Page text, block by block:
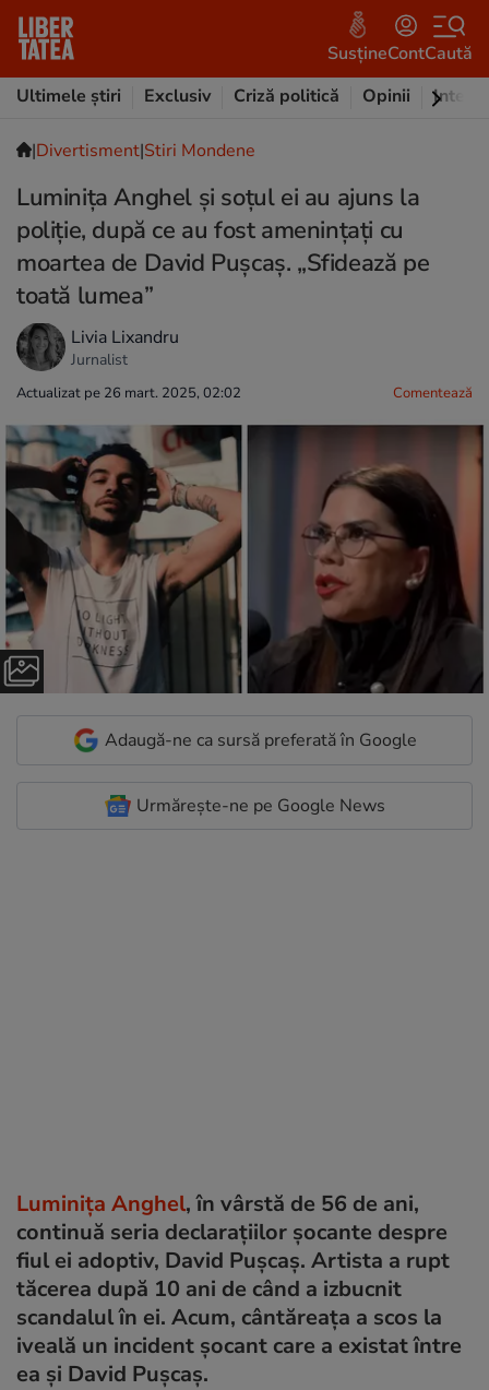
SusțineContCaută
Ultimele știri
Exclusiv Criză politică Opinii
|Divertisment|Stiri Mondene
Luminița Anghel și soțul ei au ajuns la
poliție, după ce au fost amenințați cu
moartea de David Pușcaș. „Sfidează pe
toată lumea”
Livia Lixandru
Jurnalist
Actualizat pe 26 mart. 2025, 02:02 Comentează
Adaugă-ne ca sursă preferată în Google
Urmărește-ne pe Google News
Luminița Anghel, în vârstă de 56 de ani,
continuă seria declarațiilor șocante despre
fiul ei adoptiv, David Pușcaș. Artista a rupt
tăcerea după 10 ani de când a izbucnit
scandalul în ei. Acum, cântăreața a scos la
iveală un incident șocant care a existat între
ea și David Pușcaș.